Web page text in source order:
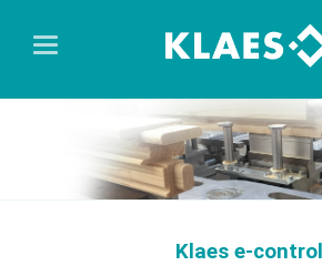
Klaes e-control